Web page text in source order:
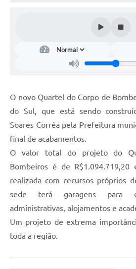
O novo Quartel do Corpo de
do Sul, que está sendo
Soares Corrêa pela Prefeitura
final de acabamentos.
O valor total do projeto do
Bombeiros é de
realizada com recursos próprios
sede terá garagens para
administrativas, alojamentos e
Um projeto de extrema
toda a região.